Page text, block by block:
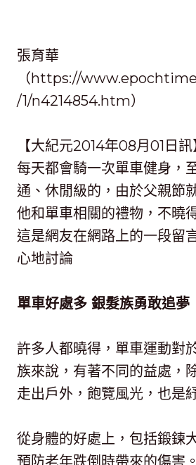
張育華
（https://
/1/n4214854.htm）
【大紀元2014年08月01日
每天都會騎一次單車健身，
通、休閒級的，由於父親節
他和單車相關的禮物，不曉
這是網友在網路上的一段留
心地討論
單車好處多 銀髮族勇敢追夢
許多人都曉得，單車運動對
族來說，有著不同的益處，
走出戶外，飽覽風光，也是
從身體的好處上，包括鍛鍊
預防老年跌倒時帶來的傷害